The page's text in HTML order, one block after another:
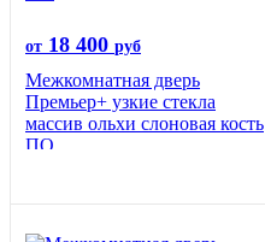
от 18 400 руб
Межкомнатная дверь
Премьер+ узкие стекла
массив ольхи слоновая кость
ПО